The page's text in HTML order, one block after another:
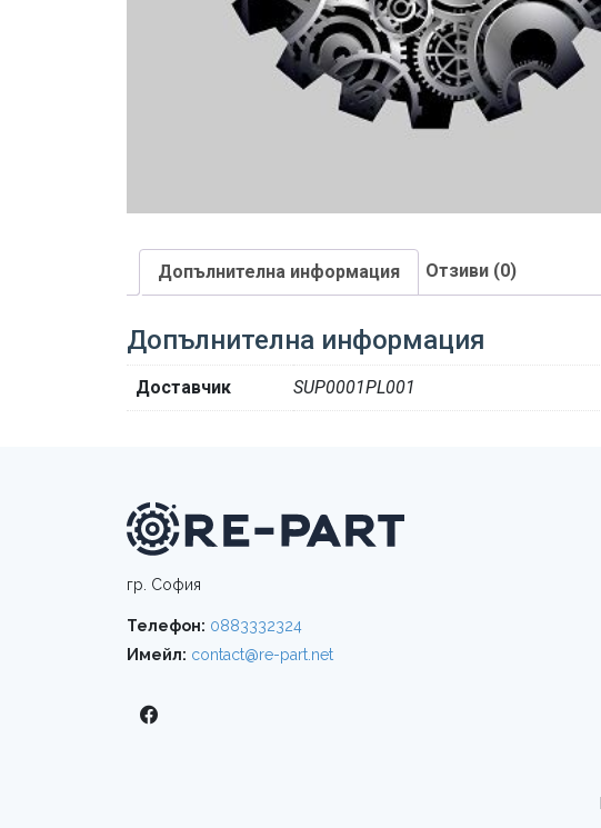
Допълнителна информация Отзиви (0)
Допълнителна информация
Доставчик SUP0001PL001
гр. София
Телефон: 0883332324
Имейл: contact@re-part.net